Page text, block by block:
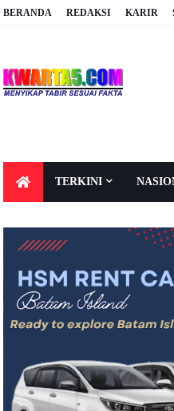
BERANDA REDAKSI KARIR
TERKINI